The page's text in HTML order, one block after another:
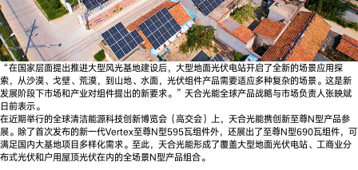
“在国家层面提出推进大型风光基地建设后，大型地面光伏电站开启了全新的场景应用探
索，从沙漠、戈壁、荒漠，到山地、水面，光伏组件产品需要适应多种复杂的场景。这是新
发展阶段下市场和产业对组件提出的新要求。”天合光能全球产品战略与市场负责人张映斌
日前表示。
在近期举行的全球清洁能源科技创新博览会（高交会）上，天合光能携创新至尊N型产品参
展。除了首次发布的新一代Vertex至尊N型595瓦组件外，还展出了至尊N型690瓦组件，可
满足国内大基地项目多样化需求。至此，天合光能形成了覆盖大型地面光伏电站、工商业分
布式光伏和户用屋顶光伏在内的全场景N型产品组合。